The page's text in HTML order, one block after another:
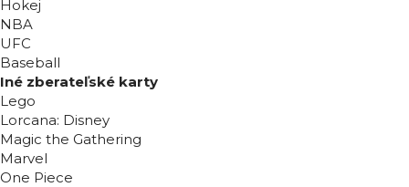
Hokej
NBA
UFC
Baseball
Iné zberateľské karty
Lego
Lorcana: Disney
Magic the Gathering
Marvel
One Piece